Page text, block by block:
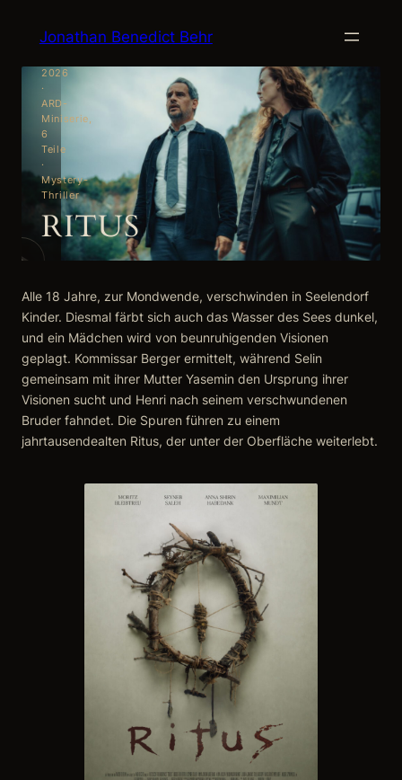
Inhalt
springen
Jonathan Benedict Behr
2026
·
ARD-
Miniserie,
6
Teile
·
Mystery-
Thriller
RITUS
Alle 18 Jahre, zur Mondwende, verschwinden in Seelendorf
Kinder. Diesmal färbt sich auch das Wasser des Sees dunkel,
und ein Mädchen wird von beunruhigenden Visionen
geplagt. Kommissar Berger ermittelt, während Selin
gemeinsam mit ihrer Mutter Yasemin den Ursprung ihrer
Visionen sucht und Henri nach seinem verschwundenen
Bruder fahndet. Die Spuren führen zu einem
jahrtausendealten Ritus, der unter der Oberfläche weiterlebt.